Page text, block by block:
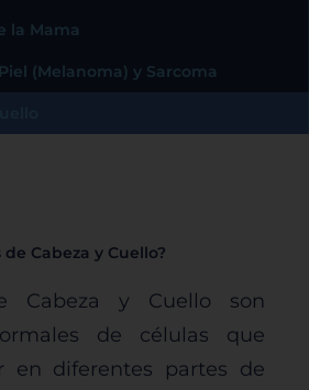
la Mama
(Melanoma) y Sarcoma
Cabeza y Cuello?
Cabeza y Cuello son
de células que
en diferentes partes de